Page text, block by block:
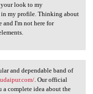
look to my
in my profile. Thinking about
and I'm not here for
and
and dependable band of
. Our official
complete idea about the